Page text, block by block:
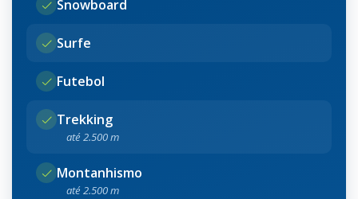
Snowboard
Surfe
Futebol
Trekking
até 2.500 m
Montanhismo
até 2.500 m